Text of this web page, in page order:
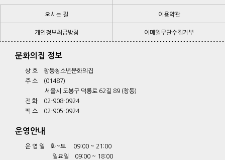
기관소개 교육문화
오시는 길
오시는 길
이용약관
이용약관
개인정보취급방침
개인정보취급방침
이메일무단수집거부
문화의집 정보
상 호 창동청소년문화의집
주 소 (01487)
서울시 도봉구 덕릉로 62길 89 (창동)
전 화 02-908-0924
팩 스 02-905-0924
운영안내
운 영 일 화~토 09:00 ~ 21:00
일요일 09:00 ~ 18:00